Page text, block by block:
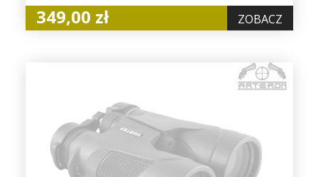
349,00 zł ZOBACZ